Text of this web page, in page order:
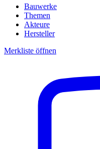
Bauwerke
Themen
Akteure
Hersteller
Merkliste öffnen